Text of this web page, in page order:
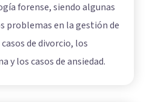
forense, siendo algunas
problemas en la gestión de
de divorcio, los
y los casos de ansiedad.